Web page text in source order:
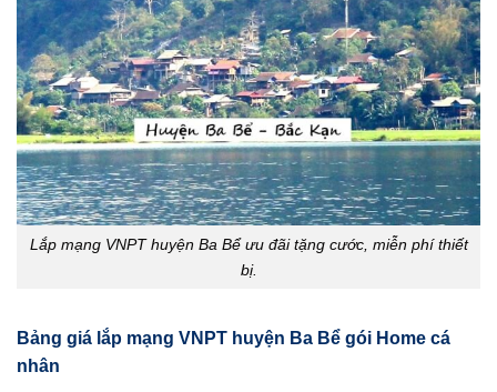
Lắp mạng VNPT huyện Ba Bể ưu đãi tặng cước, miễn phí thiết
bị.
Bảng giá lắp mạng VNPT huyện Ba Bể gói Home cá
nhân